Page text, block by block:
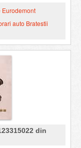
Eurodemont
auto Bratestii
din